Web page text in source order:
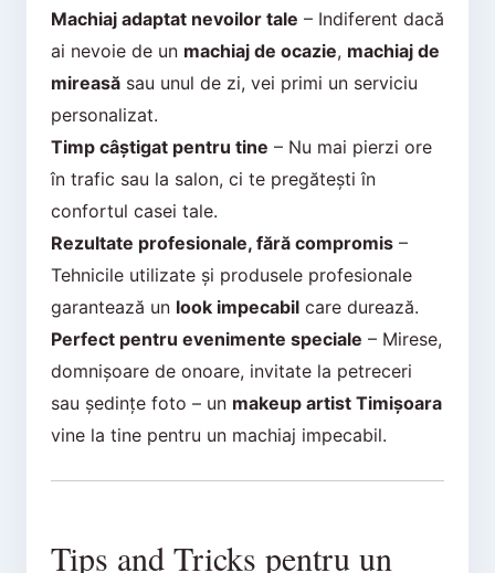
Machiaj adaptat nevoilor tale – Indiferent dacă
ai nevoie de un machiaj de ocazie, machiaj de
mireasăsau unul de zi, vei primi un serviciu
personalizat.
Timp câștigat pentru tine – Nu mai pierzi ore
în trafic sau la salon, ci te pregătești în
confortul casei tale.
Rezultate profesionale, fără compromis–
Tehnicile utilizate și produsele profesionale
garantează un look impecabilcare durează.
Perfect pentru evenimente speciale – Mirese,
domnișoare de onoare, invitate la petreceri
sau ședințe foto – un makeup artist Timișoara
vine la tine pentru un machiaj impecabil.
Tips and Tricks pentru un